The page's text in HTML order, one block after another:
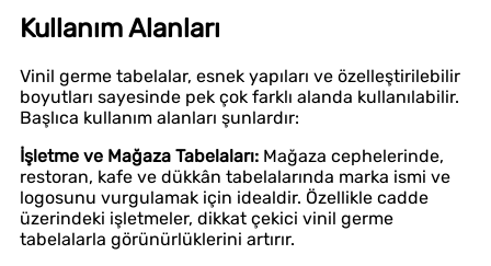
Kullanım Alanları
Vinil germe tabelalar, esnek yapıları ve özelleştirilebilir
boyutları sayesinde pek çok farklı alanda kullanılabilir.
Başlıca kullanım alanları şunlardır:
İşletme ve Mağaza Tabelaları: Mağaza cephelerinde,
restoran, kafe ve dükkân tabelalarında marka ismi ve
logosunu vurgulamak için idealdir. Özellikle cadde
üzerindeki işletmeler, dikkat çekici vinil germe
tabelalarla görünürlüklerini artırır.